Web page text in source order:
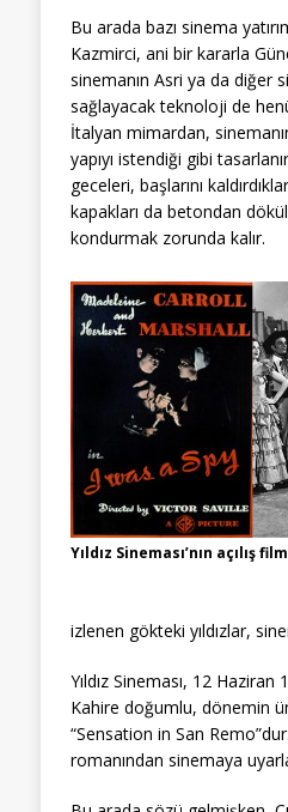
Bu arada bazı sinema
Kazmirci, ani bir kararla
sinemanın Asri ya da diğer
sağlayacak teknoloji de
İtalyan mimardan,
yapıyı istendiği gibi
geceleri, başlarını
kapakları da betondan
kondurmak zorunda kalır.
Yıldız Sineması’nın açılış
izlenen gökteki yıldızlar,
Yıldız Sineması, 12
Kahire doğumlu, dönemin
“Sensation in San
romanından sinemaya